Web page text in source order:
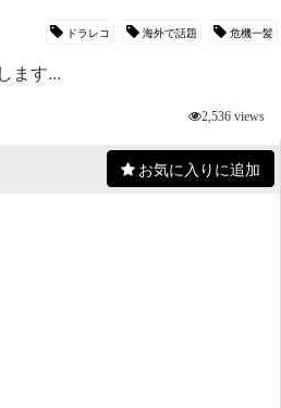
ドラレコ 海外で話題 危機一髪
ます...
2,536 views
お気に入りに追加